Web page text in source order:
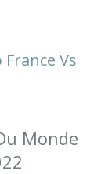
Vs
Monde